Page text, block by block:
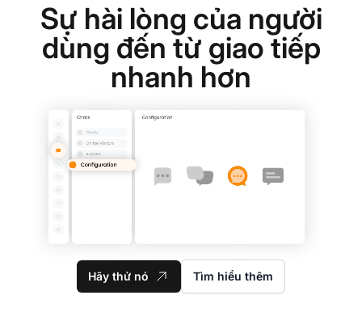
Sự hài lòng của người
dùng đến từ giao tiếp
nhanh hơn
Hãy thử nó Tìm hiểu thêm